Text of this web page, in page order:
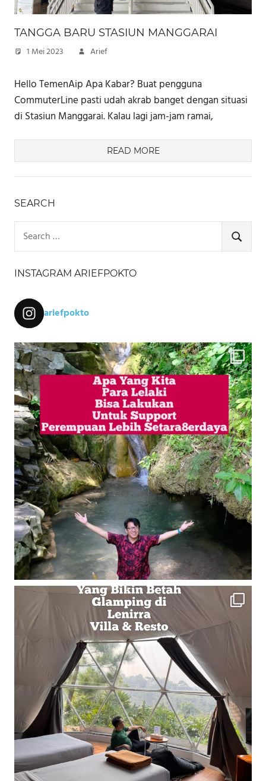
TANGGA BARU STASIUN MANGGARAI
1 Mei 2023 Arief
Hello TemenAip Apa Kabar? Buat pengguna
CommuterLine pasti udah akrab banget dengan situasi
di Stasiun Manggarai. Kalau lagi jam-jam ramai,
READ MORE
SEARCH
for:
SEARCH
INSTAGRAM ARIEFPOKTO
ariefpokto